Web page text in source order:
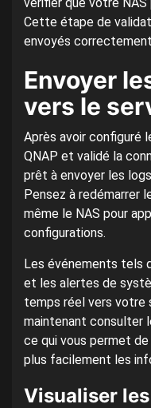
Cette étape de
envoyés
Envoyer
vers le
Après avoir configuré
QNAP et validé la
prêt à envoyer les
Pensez à redémarrer
même le NAS pour
configurations.
Les événements tels
et les alertes de
temps réel vers votre
maintenant consulter
ce qui vous permet
plus facilement les
Visualiser